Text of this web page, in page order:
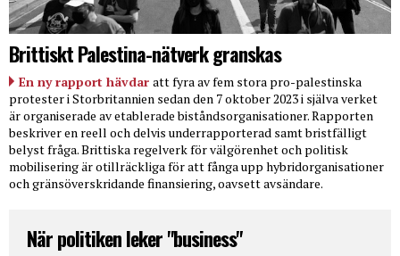
Brittiskt Palestina-nätverk granskas
En ny rapport hävdar att fyra av fem stora pro-palestinska
protester i Storbritannien sedan den 7 oktober 2023 i själva verket
är organiserade av etablerade biståndsorganisationer. Rapporten
beskriver en reell och delvis underrapporterad samt bristfälligt
belyst fråga. Brittiska regelverk för välgörenhet och politisk
mobilisering är otillräckliga för att fånga upp hybridorganisationer
och gränsöverskridande finansiering, oavsett avsändare.
När politiken leker "business"